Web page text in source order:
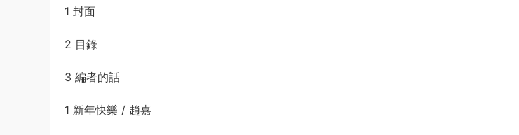
1 封面
2 目錄
3 編者的話
1 新年快樂 / 趙嘉